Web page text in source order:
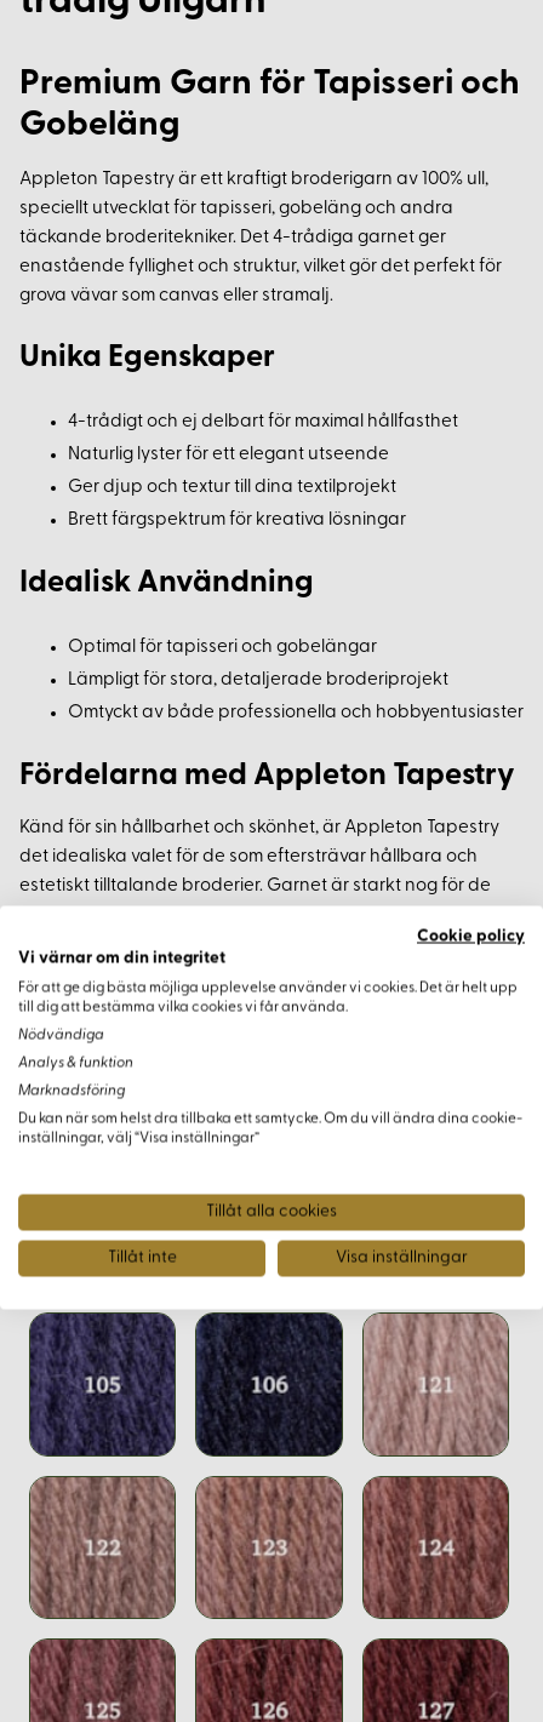
Premium Garn för Tapisseri och
Gobeläng
Appleton Tapestry är ett kraftigt broderigarn av 100% ull,
speciellt utvecklat för tapisseri, gobeläng och andra
täckande broderitekniker. Det 4-trådiga garnet ger
enastående fyllighet och struktur, vilket gör det perfekt för
grova vävar som canvas eller stramalj.
Unika Egenskaper
4-trådigt och ej delbart för maximal hållfasthet
Naturlig lyster för ett elegant utseende
Ger djup och textur till dina textilprojekt
Brett färgspektrum för kreativa lösningar
Idealisk Användning
Optimal för tapisseri och gobelängar
Lämpligt för stora, detaljerade broderiprojekt
Omtyckt av både professionella och hobbyentusiaster
Fördelarna med Appleton Tapestry
Känd för sin hållbarhet och skönhet, är Appleton Tapestry
det idealiska valet för de som eftersträvar hållbara och
estetiskt tilltalande broderier. Garnet är starkt nog för de
Varianter
Cookie policy
Vi värnar om din integritet
För att ge dig bästa möjliga upplevelse använder vi cookies. Det är helt upp
till dig att bestämma vilka cookies vi får använda.
Nödvändiga
Analys & funktion
Marknadsföring
Du kan när som helst dra tillbaka ett samtycke. Om du vill ändra dina cookie-
inställningar, välj “Visa inställningar”
Tillåt alla cookies
Tillåt inte Visa inställningar